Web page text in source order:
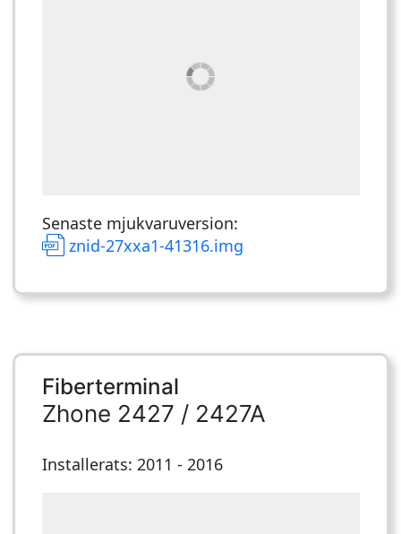
Senaste mjukvaruversion:
znid-27xxa1-41316.img
Fiberterminal
Zhone 2427 / 2427A
Installerats: 2011 - 2016